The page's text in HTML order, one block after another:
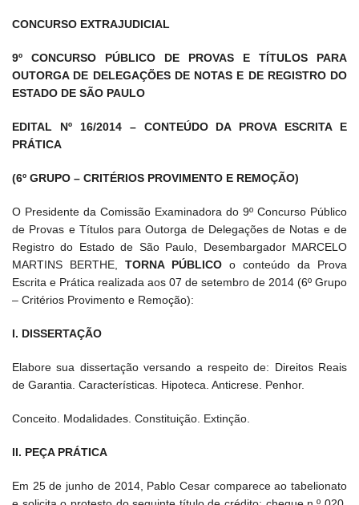
CONCURSO EXTRAJUDICIAL
9º CONCURSO PÚBLICO DE PROVAS E TÍTULOS PARA
OUTORGA DE DELEGAÇÕES DE NOTAS E DE REGISTRO DO
ESTADO DE SÃO PAULO
EDITAL Nº 16/2014 – CONTEÚDO DA PROVA ESCRITA E
PRÁTICA
(6º GRUPO – CRITÉRIOS PROVIMENTO E REMOÇÃO)
O Presidente da Comissão Examinadora do 9º Concurso Público
de Provas e Títulos para Outorga de Delegações de Notas e de
Registro do Estado de São Paulo, Desembargador MARCELO
MARTINS BERTHE, TORNA PÚBLICO o conteúdo da Prova
Escrita e Prática realizada aos 07 de setembro de 2014 (6º Grupo
– Critérios Provimento e Remoção):
I. DISSERTAÇÃO
Elabore sua dissertação versando a respeito de: Direitos Reais
de Garantia. Características. Hipoteca. Anticrese. Penhor.
Conceito. Modalidades. Constituição. Extinção.
II. PEÇA PRÁTICA
Em 25 de junho de 2014, Pablo Cesar comparece ao tabelionato